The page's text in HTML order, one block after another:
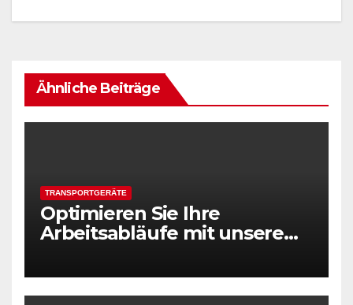
Ähnliche Beiträge
TRANSPORTGERÄTE
Optimieren Sie Ihre
Arbeitsabläufe mit unserem